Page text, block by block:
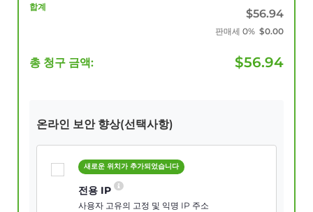
합계
$56.94
판매세 0% $0.00
총 청구 금액: $56.94
온라인 보안 향상(선택사항)
새로운 위치가 추가되었습니다
전용 IP
사용자 고유의 고정 및 익명 IP 주소